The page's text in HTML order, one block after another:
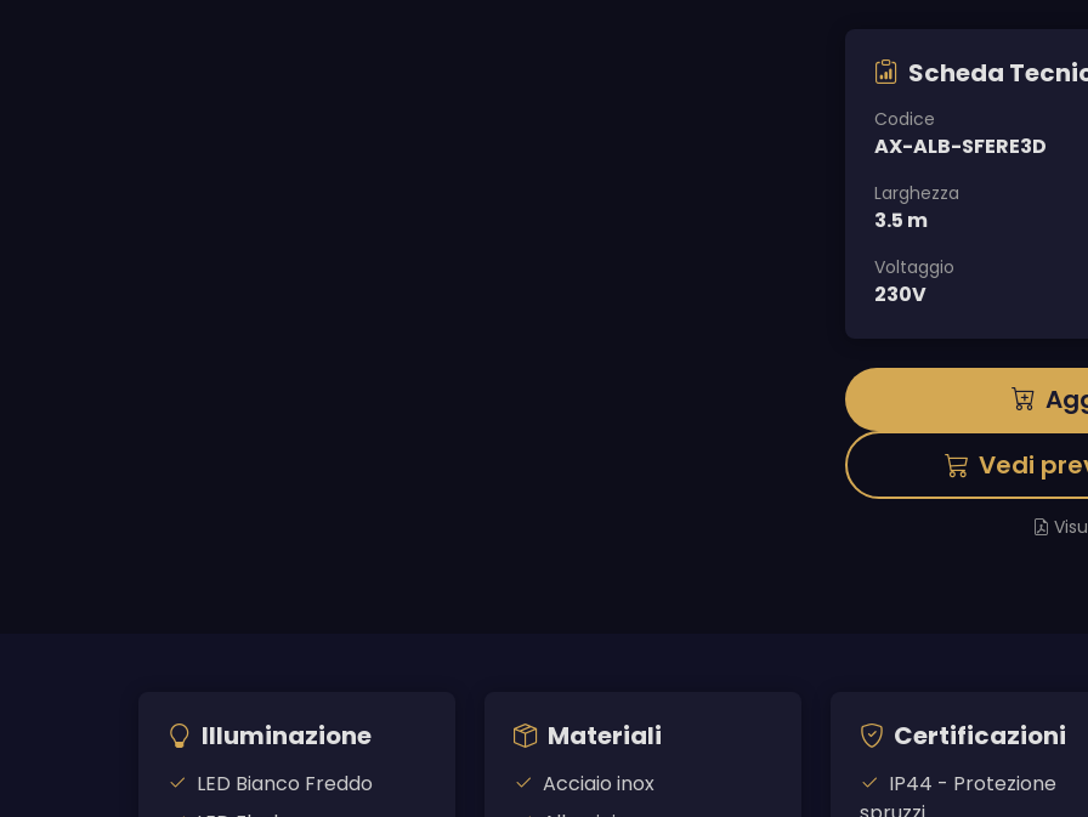
Scheda
Codice
AX-ALB-SFERE3D
Larghezza
3.5 m
Voltaggio
230V
Vedi
Illuminazione
LED Bianco Freddo
Materiali
Acciaio inox
Certificazioni
IP44 - Protezione